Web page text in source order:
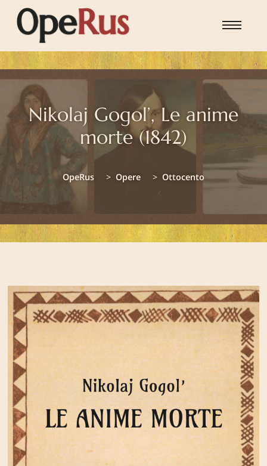
Skip to main content
You are here:
Nikolaj Gogol’, Le anime
morte (1842)
OpeRus Opere Ottocento